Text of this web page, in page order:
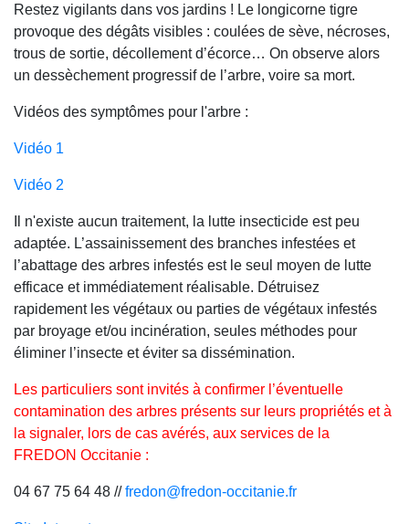
Restez vigilants dans vos jardins ! Le longicorne tigre
provoque des dégâts visibles : coulées de sève, nécroses,
trous de sortie, décollement d’écorce… On observe alors
un dessèchement progressif de l’arbre, voire sa mort.
Vidéos des symptômes pour l'arbre :
Vidéo 1
Vidéo 2
Il n'existe aucun traitement, la lutte insecticide est peu
adaptée. L’assainissement des branches infestées et
l’abattage des arbres infestés est le seul moyen de lutte
efficace et immédiatement réalisable. Détruisez
rapidement les végétaux ou parties de végétaux infestés
par broyage et/ou incinération, seules méthodes pour
éliminer l’insecte et éviter sa dissémination.
Les particuliers sont invités à confirmer l’éventuelle
contamination des arbres présents sur leurs propriétés et à
la signaler, lors de cas avérés, aux services de la
FREDON Occitanie :
04 67 75 64 48 //fredon@fredon-occitanie.fr